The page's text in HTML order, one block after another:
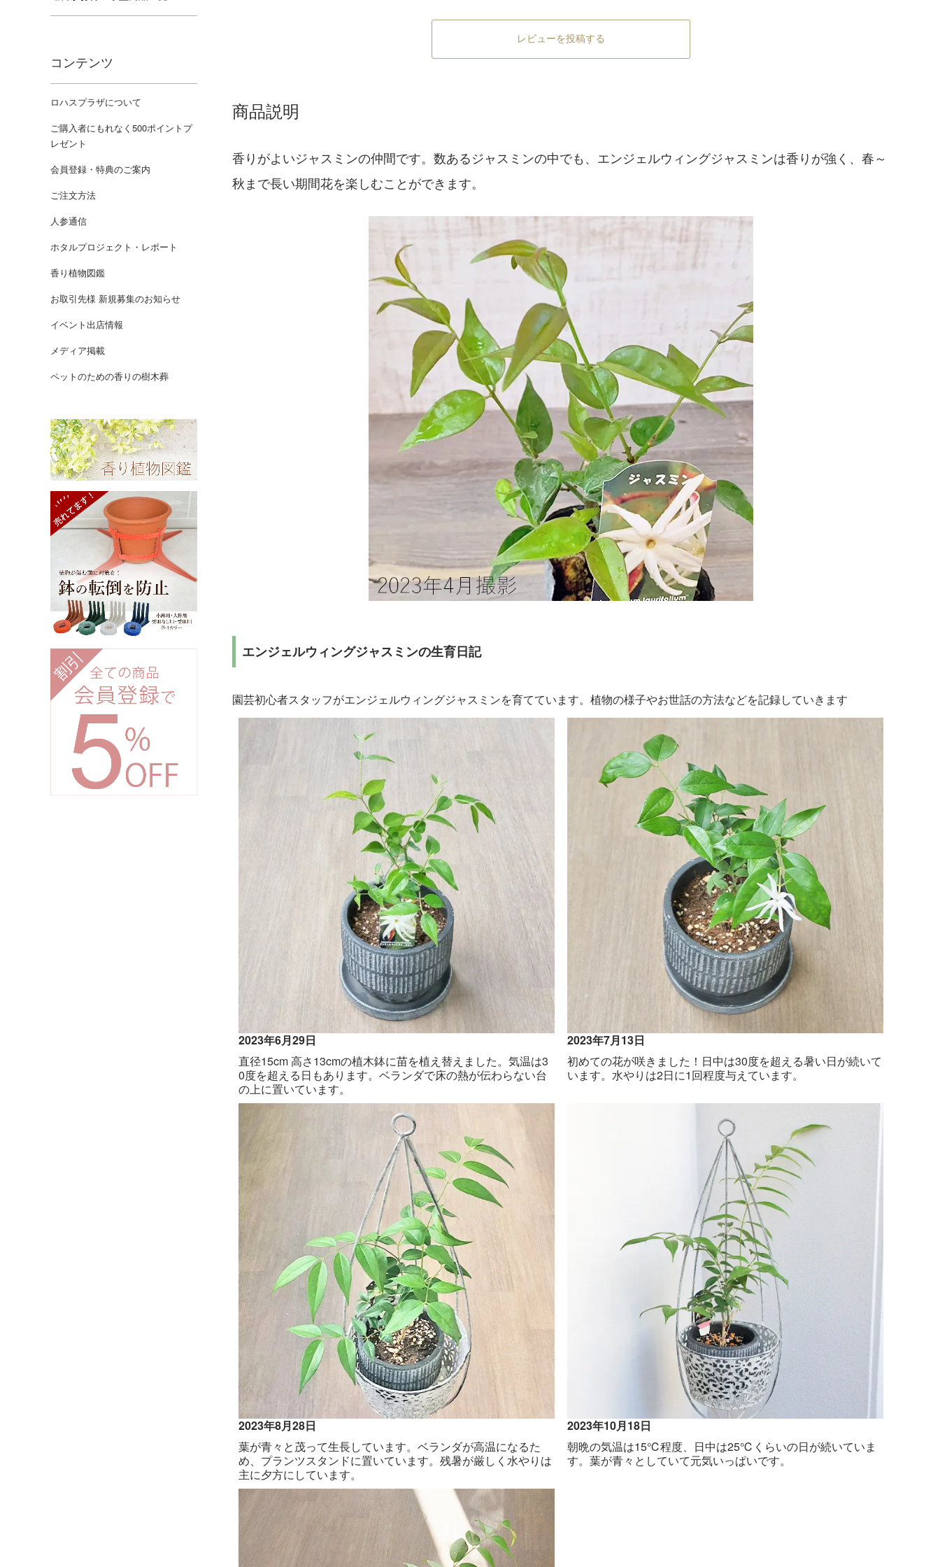
レビューを投稿する
商品説明
香りがよいジャスミンの仲間です。数あるジャスミンの中でも、エンジェルウィングジャスミンは香りが強く、春～
秋まで長い期間花を楽しむことができます。
エンジェルウィングジャスミンの生育日記
園芸初心者スタッフがエンジェルウィングジャスミンを育てています。植物の様子やお世話の方法などを記録していきます
2023年6月29日
直径15cm 高さ13cmの植木鉢に苗を植え替えました。気温は3
0度を超える日もあります。ベランダで床の熱が伝わらない台
の上に置いています。
2023年7月13日
初めての花が咲きました！日中は30度を超える暑い日が続いて
います。水やりは2日に1回程度与えています。
2023年8月28日
葉が青々と茂って生長しています。ベランダが高温になるた
め、プランツスタンドに置いています。残暑が厳しく水やりは
主に夕方にしています。
2023年10月18日
朝晩の気温は15℃程度、日中は25℃くらいの日が続いていま
す。葉が青々としていて元気いっぱいです。
コンテンツ
ロハスプラザについて
ご購入者にもれなく500ポイントプ
レゼント
会員登録・特典のご案内
ご注文方法
人参通信
ホタルプロジェクト・レポート
香り植物図鑑
お取引先様 新規募集のお知らせ
イベント出店情報
メディア掲載
ペットのための香りの樹木葬